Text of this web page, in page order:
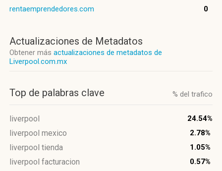
rentaemprendedores.com
0
Actualizaciones de Metadatos
Obtener más actualizaciones de metadatos de
Liverpool.com.mx
Top de palabras clave % del trafico
liverpool 24.54%
liverpool mexico 2.78%
liverpool tienda 1.05%
liverpool facturacion 0.57%